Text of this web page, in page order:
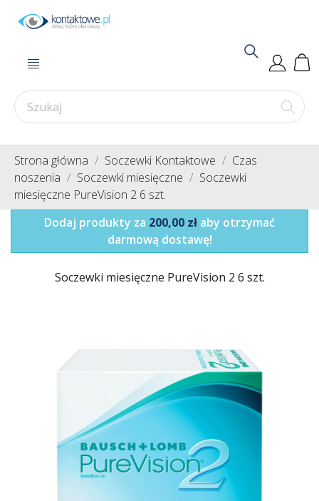
Strona główna Soczewki Kontaktowe
Czas
noszenia
Soczewki miesięczne
Soczewki
miesięczne PureVision 2 6 szt.
Dodaj produkty za 200,00 zł aby otrzymać
darmową dostawę!
Soczewki miesięczne PureVision 2 6 szt.